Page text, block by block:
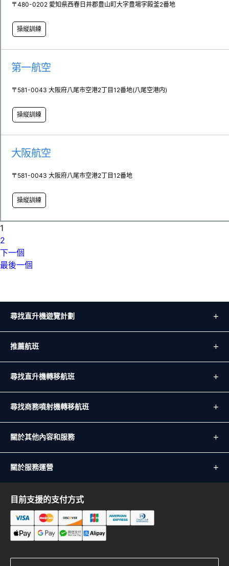
〒480-0202 愛知県西春日井郡豊山町大字豊場字殿釜2番地
操縦訓練
第一航空
〒581-0043 大阪府八尾市空港2丁目12番地(八尾空港内)
操縦訓練
大阪航空
〒581-0043 大阪府八尾市空港2丁目12番地
操縦訓練
1
2
下一個
最後一個
尋找直升機遊覽計劃
推薦航班
尋找直升機轉移航班
尋找商務噴射機轉移航班
關於其他內容和服務
關於服務運營
目前支援的支付方式